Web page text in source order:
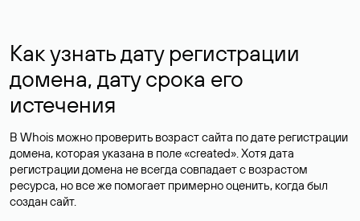
Как узнать дату регистрации
домена, дату срока его
истечения
В Whois можно проверить возраст сайта по дате регистрации
домена, которая указана в поле «created». Хотя дата
регистрации домена не всегда совпадает с возрастом
ресурса, но все же помогает примерно оценить, когда был
создан сайт.